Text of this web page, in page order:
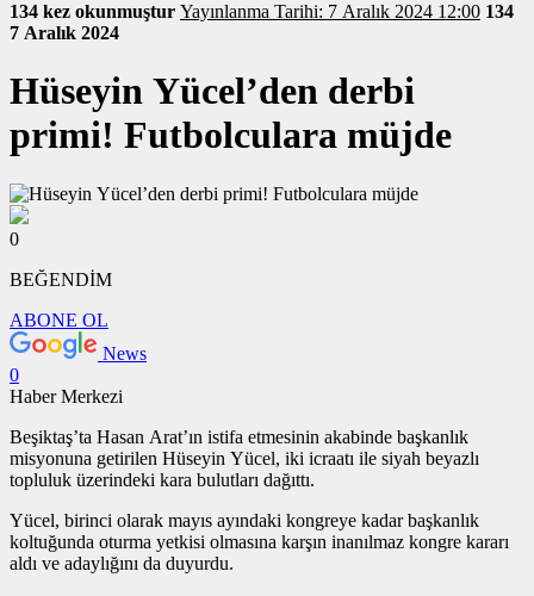
134 kez okunmuştur
Yayınlanma Tarihi: 7 Aralık 2024 12:00 134
7 Aralık 2024
Hüseyin Yücel’den derbi
primi! Futbolculara müjde
0
BEĞENDİM
ABONE OL
News
0
Haber Merkezi
Beşiktaş’ta Hasan Arat’ın istifa etmesinin akabinde başkanlık
misyonuna getirilen Hüseyin Yücel, iki icraatı ile siyah beyazlı
topluluk üzerindeki kara bulutları dağıttı.
Yücel, birinci olarak mayıs ayındaki kongreye kadar başkanlık
koltuğunda oturma yetkisi olmasına karşın inanılmaz kongre kararı
aldı ve adaylığını da duyurdu.